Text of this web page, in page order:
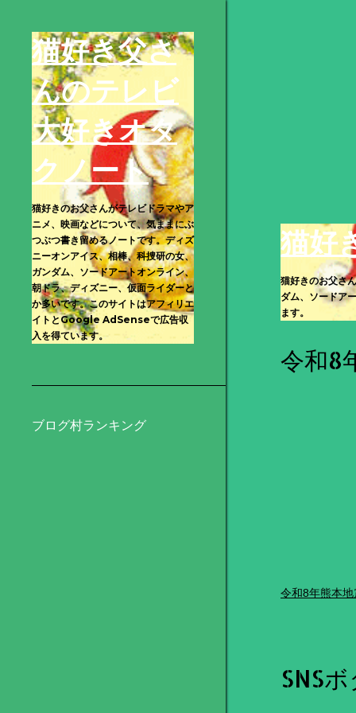
猫好
猫好きのお父さ
ダム、ソードア
ます。
令和8
令和8年熊本
SNS
猫好き父さ
んのテレビ
大好きオタ
クノート
猫好きのお父さんがテレビドラマやア
ニメ、映画などについて、気ままにぶ
つぶつ書き留めるノートです。ディズ
ニーオンアイス、相棒、科捜研の女、
ガンダム、ソードアートオンライン、
朝ドラ、ディズニー、仮面ライダーと
か多いです。このサイトはアフィリエ
イトとGoogle AdSenseで広告収
入を得ています。
ブログ村ランキング